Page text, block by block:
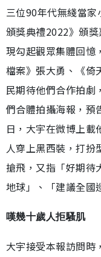
三位90年代無綫當
頒獎典禮2022》頒
現勾起觀眾集體回憶
檔案》張大勇、《倚
民期待他們合作拍劇
們合體拍攝海報，預
日，大宇在微博上載
人穿上黑西裝，打
搶飛，又指「好期待
地球」、「建議全國
嘆幾十歲人拒騷肌
大宇接受本報訪問時